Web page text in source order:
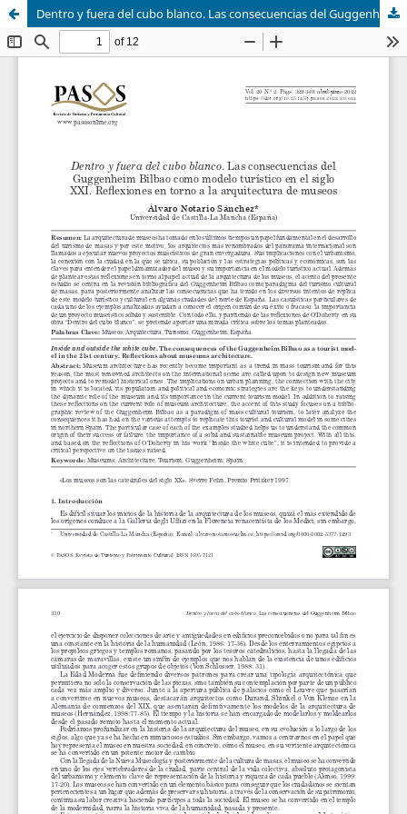
Dentro y fuera del cubo blanco. Las consecuencias del Guggenheim Bilbao como modelo turístico en el siglo XXI.